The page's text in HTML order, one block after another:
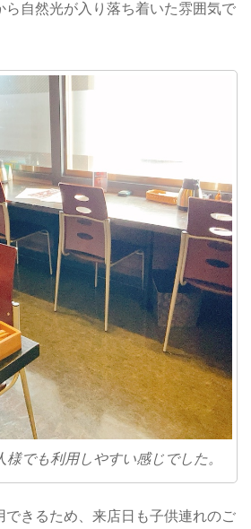
ら自然光が入り落ち着いた雰囲気で
様でも利用しやすい感じでした。
できるため、来店日も子供連れのご